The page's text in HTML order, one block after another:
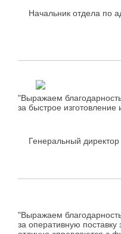
Начальник отдела по
"Выражаем
за быстрое изготовление
Генеральный
"Выражаем
за оперативную